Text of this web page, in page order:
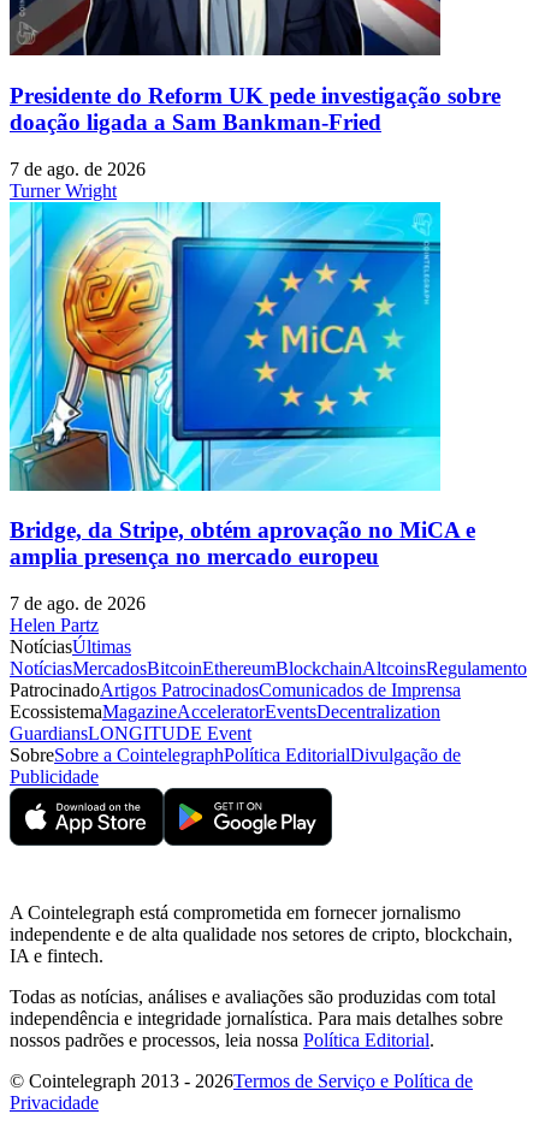
Presidente do Reform UK pede investigação sobre
doação ligada a Sam Bankman-Fried
7 de ago. de 2026
Turner Wright
Bridge, da Stripe, obtém aprovação no MiCA e
amplia presença no mercado europeu
7 de ago. de 2026
Helen Partz
NotíciasÚltimas
NotíciasMercadosBitcoinEthereumBlockchainAltcoinsRegulamento
PatrocinadoArtigos PatrocinadosComunicados de Imprensa
EcossistemaMagazineAcceleratorEventsDecentralization
GuardiansLONGITUDE Event
SobreSobre a CointelegraphPolítica EditorialDivulgação de
Publicidade
A Cointelegraph está comprometida em fornecer jornalismo
independente e de alta qualidade nos setores de cripto, blockchain,
IA e fintech.
Todas as notícias, análises e avaliações são produzidas com total
independência e integridade jornalística. Para mais detalhes sobre
nossos padrões e processos, leia nossa Política Editorial.
© Cointelegraph 2013 - 2026Termos de Serviço e Política de
Privacidade